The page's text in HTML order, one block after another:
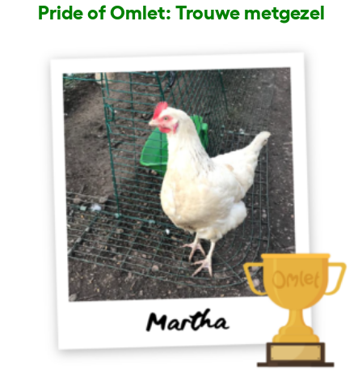
Pride of Omlet: Trouwe metgezel